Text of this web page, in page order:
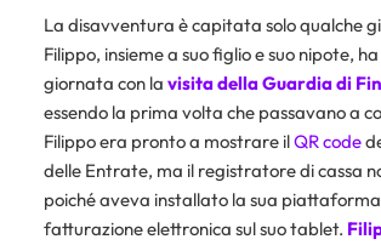
La disavventura è capitata solo qualche
Filippo, insieme a suo figlio e suo nipote,
giornata con la visita della Guardia di
essendo la prima volta che passavano a
Filippo era pronto a mostrare ilQR code
delle Entrate, ma il registratore di cassa
poiché aveva installato la sua
fatturazione elettronica sul suo tablet.